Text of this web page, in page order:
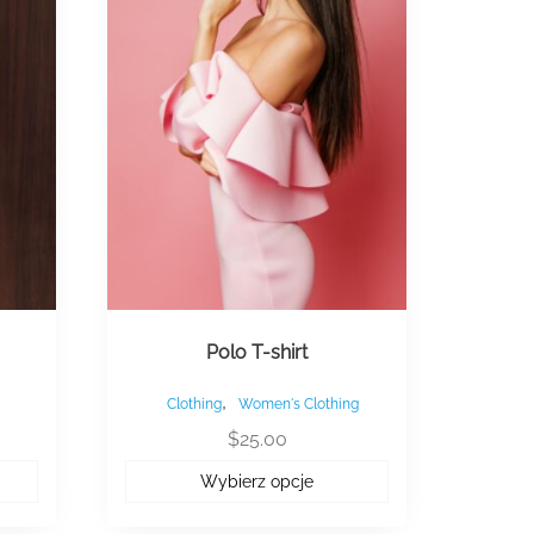
Polo T-shirt
Clothing, Women's Clothing
$25.00
Wybierz opcje
wariantów.
wybrać